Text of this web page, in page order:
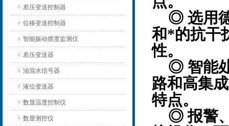
差压变送控制器
位移变送控制器
智能振动摆度监测仪
差压变送器
油混水信号器
液位变送器
数显温度控制仪
数显测控仪
◎ 选用德
和*的抗干
性。
◎ 智能处
路和高集
特点。
◎ 报警、